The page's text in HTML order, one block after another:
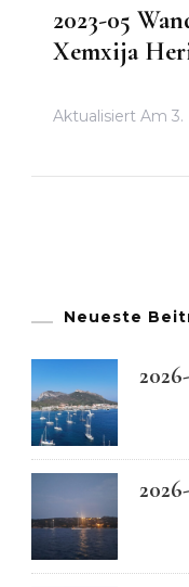
2023-05
Xemxija
Aktualisiert Am 3.
Neueste